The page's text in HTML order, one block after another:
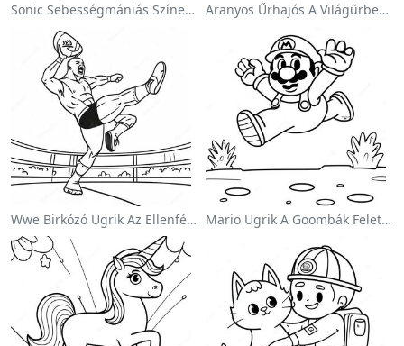
Sonic Sebességmániás Színezőlap Aranyos Űrhajós A Világűrben Színezőlap
Wwe Birkózó Ugrik Az Ellenfélre Színezőlap Mario Ugrik A Goombák Felett Színezőlap